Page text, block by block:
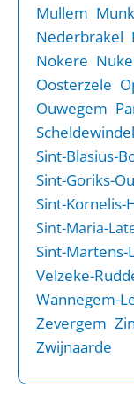
Mullem
Nederbrakel
Nokere
Oosterzele
Ouwegem
Sint-Blasius-
Sint-Goriks-
Sint-Kornelis-
Sint-Maria-
Sint-Martens-
Velzeke-
Wannegem-
Zevergem
Zwijnaarde